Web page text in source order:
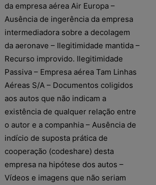
da empresa aérea Air Europa –
Ausência de ingerência da empresa
intermediadora sobre a decolagem
da aeronave – Ilegitimidade mantida –
Recurso improvido. Ilegitimidade
Passiva – Empresa aérea Tam Linhas
Aéreas S/A – Documentos coligidos
aos autos que não indicam a
existência de qualquer relação entre
o autor e a companhia – Ausência de
indício de suposta prática de
cooperação (codeshare) desta
empresa na hipótese dos autos –
Vídeos e imagens que não seriam